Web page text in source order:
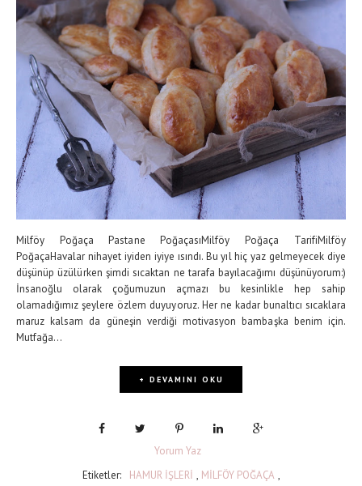
Milföy Poğaça Pastane PoğaçasıMilföy Poğaça TarifiMilföy
PoğaçaHavalar nihayet iyiden iyiye ısındı. Bu yıl hiç yaz gelmeyecek diye
düşünüp üzülürken şimdi sıcaktan ne tarafa bayılacağımı düşünüyorum:)
İnsanoğlu olarak çoğumuzun açmazı bu kesinlikle hep sahip
olamadığımız şeylere özlem duyuyoruz. Her ne kadar bunaltıcı sıcaklara
maruz kalsam da güneşin verdiği motivasyon bambaşka benim için.
Mutfağa...
+ DEVAMINI OKU
Yorum Yaz
Etiketler:
HAMUR İŞLERİ , MİLFÖY POĞAÇA ,